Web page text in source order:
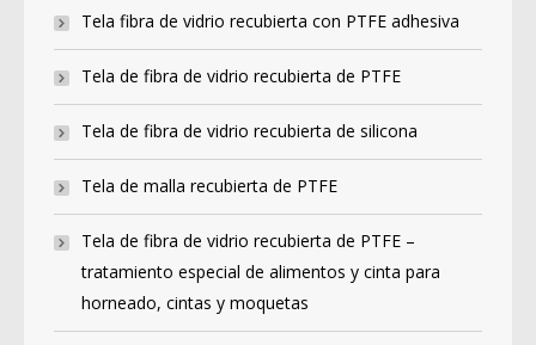
Tela fibra de vidrio recubierta con PTFE adhesiva
Tela de fibra de vidrio recubierta de PTFE
Tela de fibra de vidrio recubierta de silicona
Tela de malla recubierta de PTFE
Tela de fibra de vidrio recubierta de PTFE –
tratamiento especial de alimentos y cinta para
horneado, cintas y moquetas